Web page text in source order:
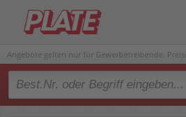
Angebote gelten nur für Gewerbetreibende.
Type 2 or more characters for results.